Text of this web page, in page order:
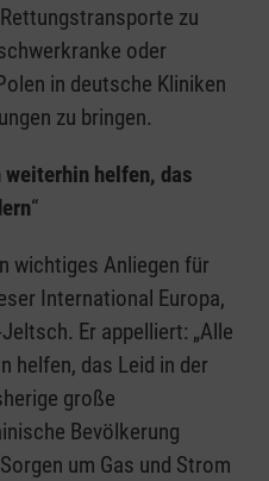
zu
oder
in deutsche Kliniken
zu bringen.
weiterhin helfen, das
“
wichtiges Anliegen für
International Europa,
Er appelliert: „Alle
helfen, das Leid in der
große
Bevölkerung
um Gas und Strom